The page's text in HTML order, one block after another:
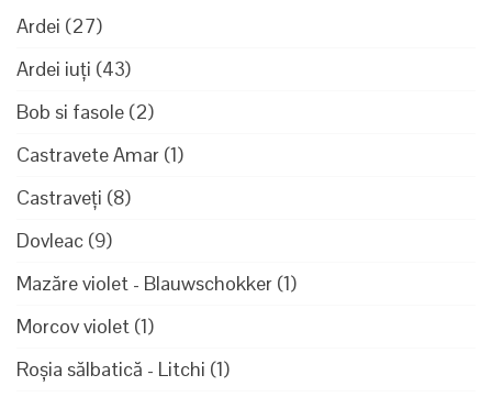
Ardei (27)
Ardei iuți (43)
Bob si fasole (2)
Castravete Amar (1)
Castraveți (8)
Dovleac (9)
Mazăre violet - Blauwschokker (1)
Morcov violet (1)
Roșia sălbatică - Litchi (1)